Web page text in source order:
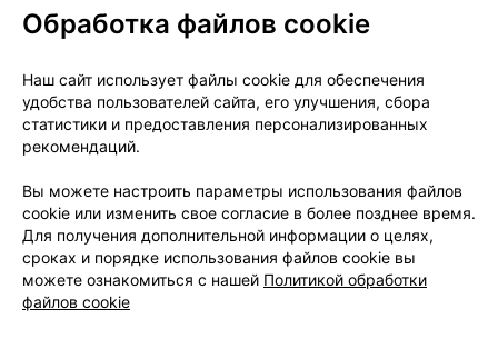
О проекте
Новости проекта
Размещение рекламы
Медицинский маркетинг
Публичный договор
Доставка
Способы оплаты
Вакансии
Партнеры
Написать руководителю 103.by
Написать в поддержку
Персональные настройки Cookie
Обработка файлов cookie
Наш сайт использует файлы cookie для обеспечения
удобства пользователей сайта, его улучшения, сбора
статистики и предоставления персонализированных
рекомендаций.
Вы можете настроить параметры использования файлов
cookie или изменить свое согласие в более позднее время.
Для получения дополнительной информации о целях,
сроках и порядке использования файлов cookie вы
можете ознакомиться с нашей Политикой обработки
файлов cookie